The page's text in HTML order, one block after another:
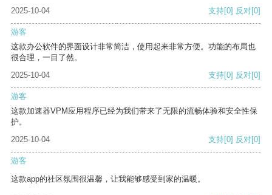
2025-10-04
支持[0] 反对[0]
游客
这款办公软件的界面设计非常简洁，使用起来非常方便。功能的布局也
很合理，一目了然。
2025-10-04
支持[0] 反对[0]
游客
这款加速器VPM应用程序已经为我们带来了无限的流畅体验和安全性保
护。
2025-10-04
支持[0] 反对[0]
游客
这款app的社区氛围很温馨，让我能够感受到家的温暖。